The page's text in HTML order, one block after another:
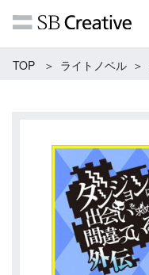
TOP ライトノベル